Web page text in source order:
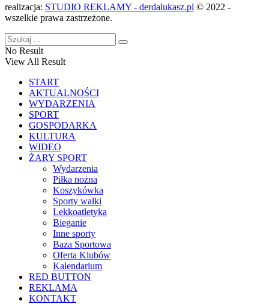
realizacja: STUDIO REKLAMY - derdalukasz.pl © 2022 -
wszelkie prawa zastrzeżone.
No Result
View All Result
START
AKTUALNOŚCI
WYDARZENIA
SPORT
GOSPODARKA
KULTURA
WIDEO
ŻARY SPORT
Wydarzenia
Piłka nożna
Koszykówka
Sporty walki
Lekkoatletyka
Bieganie
Inne sporty
Baza Sportowa
Oferta Klubów
Kalendarium
RED BUTTON
REKLAMA
KONTAKT